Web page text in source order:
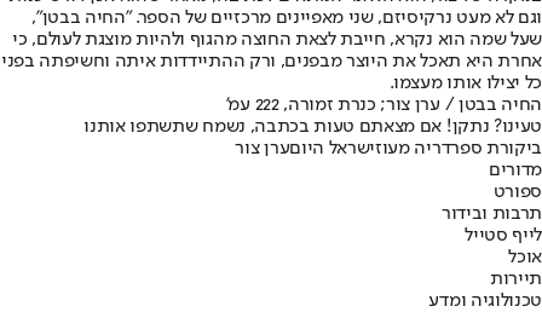
וגם לא מעט נרקיסיזם, שני מאפיינים מרכזיים של הספר. "החיה בבטן",
שעל שמה הוא נקרא, חייבת לצאת החוצה מהגוף ולהיות מוצגת לעולם, כי
אחרת היא תאכל את היוצר מבפנים, ורק ההתיידדות איתה וחשיפתה בפני
כל יצילו אותו מעצמו.
החיה בבטן / ערן צור; כנרת זמורה, 222 עמ'
טעינו? נתקן! אם מצאתם טעות בכתבה, נשמח שתשתפו אותנו
ביקורת ספרדריה מעוזישראל היוםערן צור
מדורים
ספורט
תרבות ובידור
לייף סטייל
אוכל
תיירות
טכנולוגיה ומדע